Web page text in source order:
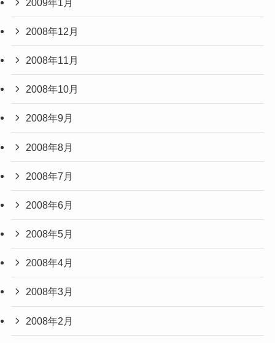
2008年12月
2008年11月
2008年10月
2008年9月
2008年8月
2008年7月
2008年6月
2008年5月
2008年4月
2008年3月
2008年2月